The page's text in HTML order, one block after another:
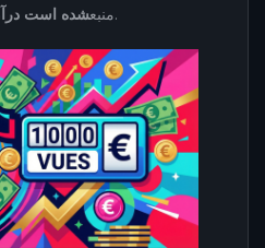
منبعشده است ضروری در سال 2026.